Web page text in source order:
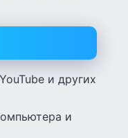
и других
и